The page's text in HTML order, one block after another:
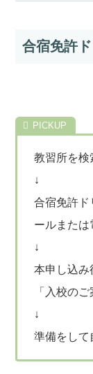
合宿免許
教習所を検
↓
合宿免許ド
ールまたは
↓
本申し込み
「入校の
↓
準備をして